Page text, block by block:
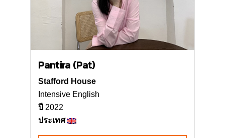
Pantira (Pat)
Stafford House
Intensive English
ปี 2022
ประเทศ